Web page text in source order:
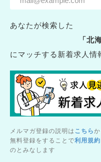
あなたが検索した
「北
にマッチする新着求人情
メルマガ登録の説明は こちらか
無料登録をすることで利用規約
のとみなします